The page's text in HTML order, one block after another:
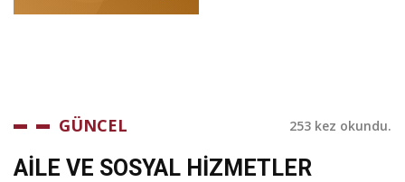
GÜNCEL 253 kez okundu.
AİLE VE SOSYAL HİZMETLER